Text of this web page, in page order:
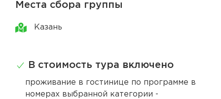
Места сбора группы
Казань
В стоимость тура включено
проживание в гостинице по программе в
номерах выбранной категории -